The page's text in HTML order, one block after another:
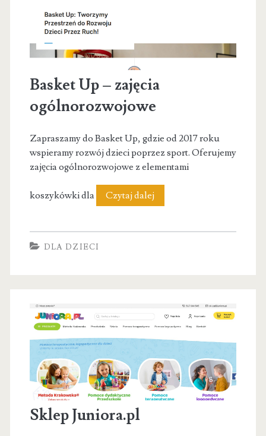
|
Kraków
Basket Up – zajęcia
ogólnorozwojowe
Zapraszamy do Basket Up, gdzie od 2017 roku
wspieramy rozwój dzieci poprzez sport. Oferujemy
zajęcia ogólnorozwojowe z elementami
koszykówki dla Czytaj dalejBasket
DLA DZIECI
Sklep Juniora.pl